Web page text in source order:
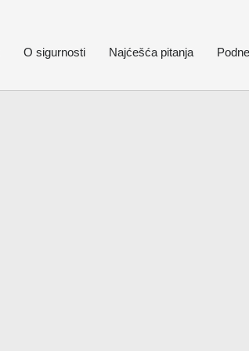
O sigurnosti Najćešća pitanja